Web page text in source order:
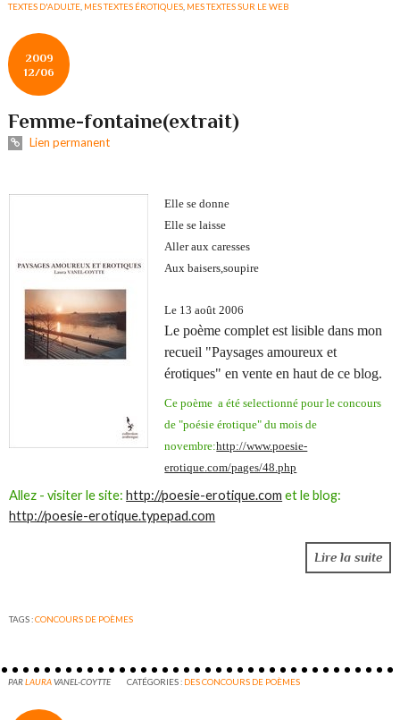
TEXTES D'ADULTE MES TEXTES ÉROTIQUES MES TEXTES SUR LE WEB
2009
12/06
Femme-fontaine(extrait)
Lien permanent
Elle se donne
Elle se laisse
Aller aux caresses
Aux baisers,soupire
Le 13 août 2006
Le poème complet est lisible dans mon
recueil "Paysages amoureux et
érotiques" en vente en haut de ce blog.
Ce poème a été selectionné pour le concours
de "poésie érotique" du mois de
novembre:http://www.poesie-
erotique.com/pages/48.php
Allez - visiter le site:http://poesie-erotique.com et le blog:
http://poesie-erotique.typepad.com
Lire la suite
TAGS :CONCOURS DE POÈMES
PARLAURAVANEL-COYTTE CATÉGORIES : DES CONCOURS DE POÈMES